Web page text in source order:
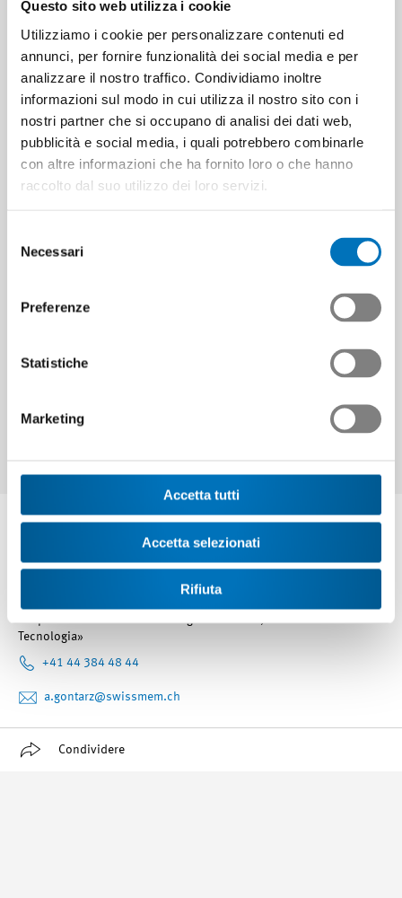
Questo sito web utilizza i cookie
Utilizziamo i cookie per personalizzare contenuti ed
annunci, per fornire funzionalità dei social media e per
analizzare il nostro traffico. Condividiamo inoltre
informazioni sul modo in cui utilizza il nostro sito con i
nostri partner che si occupano di analisi dei dati web,
pubblicità e social media, i quali potrebbero combinarle
con altre informazioni che ha fornito loro o che hanno
raccolto dal suo utilizzo dei loro servizi.
delNecessari
Preferenze
Statistiche
Marketing
Accetta tutti
Accetta selezionati
Rifiuta
Interlocutore
Tecnologia»
+41 44 384 48 44
a.gontarz@swissmem.ch
Condividere
Partner di
cooperazione